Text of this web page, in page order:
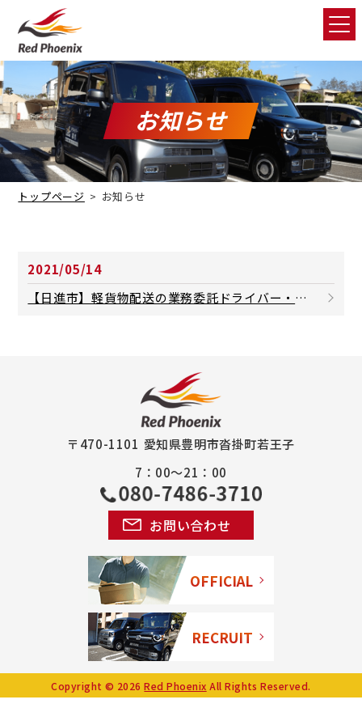
お知らせ
トップページ お知らせ
2021/05/14
【日進市】軽貨物配送の業務委託ドライバー・協力業者を募集中｜Red Phoenix
〒470-1101 愛知県豊明市沓掛町若王子
7：00～21：00
お問い合わせ
OFFICIAL
RECRUIT
Copyright © 2026Red Phoenix All Rights Reserved.